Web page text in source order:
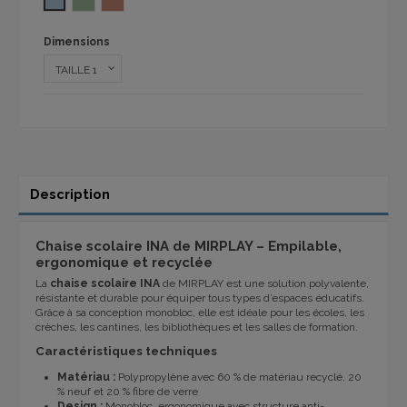
Dimensions
Description
Chaise scolaire INA de MIRPLAY – Empilable,
ergonomique et recyclée
La chaise scolaire INA de MIRPLAY est une solution polyvalente,
résistante et durable pour équiper tous types d’espaces éducatifs.
Grâce à sa conception monobloc, elle est idéale pour les écoles, les
crèches, les cantines, les bibliothèques et les salles de formation.
Caractéristiques techniques
Matériau : Polypropylène avec 60 % de matériau recyclé, 20
% neuf et 20 % fibre de verre